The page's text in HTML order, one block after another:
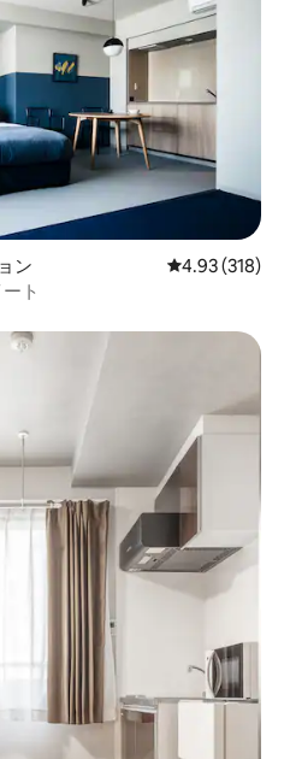
ン レビュー318
4.93 (318)
ト